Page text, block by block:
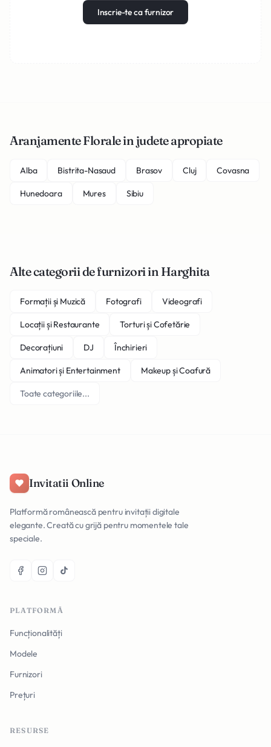
Inscrie-te ca furnizor
Aranjamente Florale in judete apropiate
Alba Bistrita-Nasaud Brasov Cluj Covasna
Hunedoara Mures Sibiu
Alte categorii de furnizori in Harghita
Formații și Muzică Fotografi Videografi
Locații și Restaurante Torturi și Cofetărie
Decorațiuni DJ Închirieri
Animatori și Entertainment Makeup și Coafură
Toate categoriile...
Invitatii Online
Platformă românească pentru invitații digitale
elegante. Creată cu grijă pentru momentele tale
speciale.
PLATFORMĂ
Funcționalități
Modele
Furnizori
Prețuri
RESURSE